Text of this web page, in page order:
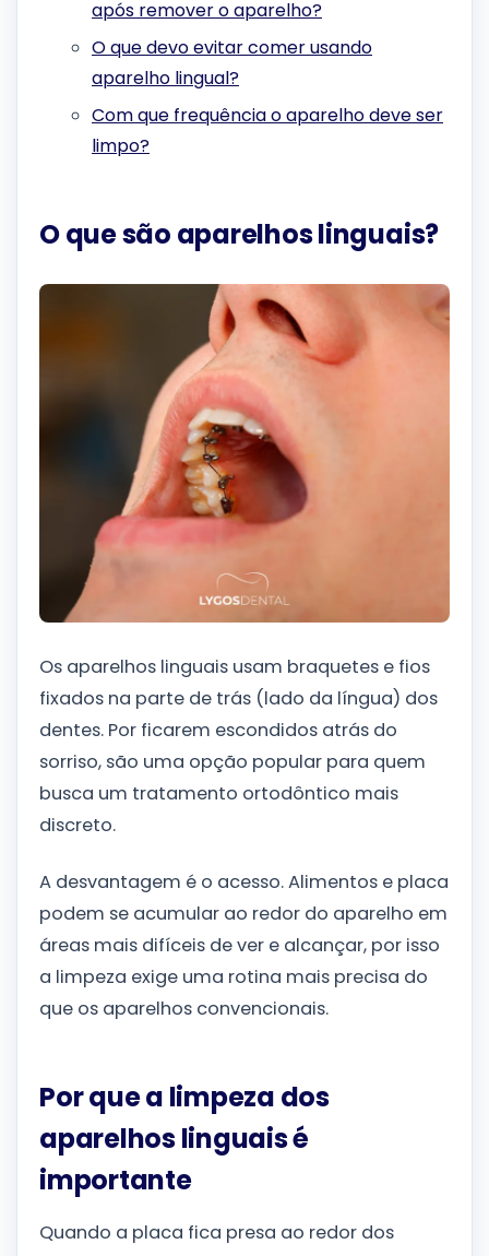
após remover o aparelho?
O que devo evitar comer usando
aparelho lingual?
Com que frequência o aparelho deve ser
limpo?
O que são aparelhos linguais?
Os aparelhos linguais usam braquetes e fios
fixados na parte de trás (lado da língua) dos
dentes. Por ficarem escondidos atrás do
sorriso, são uma opção popular para quem
busca um tratamento ortodôntico mais
discreto.
A desvantagem é o acesso. Alimentos e placa
podem se acumular ao redor do aparelho em
áreas mais difíceis de ver e alcançar, por isso
a limpeza exige uma rotina mais precisa do
que os aparelhos convencionais.
Por que a limpeza dos
aparelhos linguais é
importante
Quando a placa fica presa ao redor dos